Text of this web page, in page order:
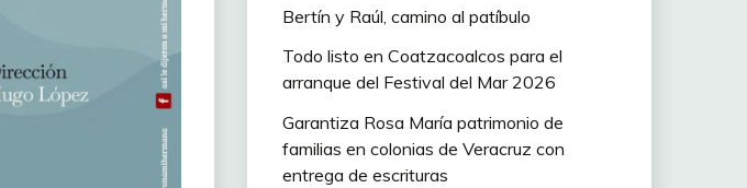
Bertín y Raúl, camino al patíbulo
Todo listo en Coatzacoalcos para el
arranque del Festival del Mar 2026
Garantiza Rosa María patrimonio de
familias en colonias de Veracruz con
entrega de escrituras